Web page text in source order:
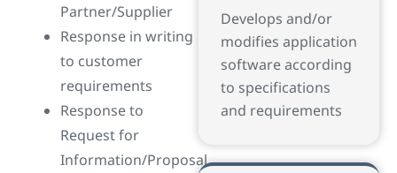
Partner/Supplier
Response in writing
to customer
requirements
Response to
Request for
Information/Proposal
Develops and/or
modifies application
software according
to specifications
and requirements